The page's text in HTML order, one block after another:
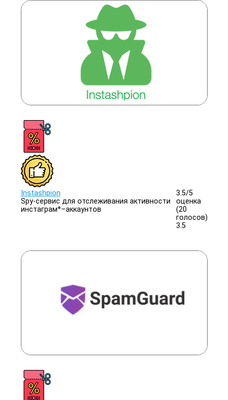
Instashpion
Spy-сервис для отслеживания активности
инстаграм*–аккаунтов
3.5/5
оценка
(20
голосов)
3.5